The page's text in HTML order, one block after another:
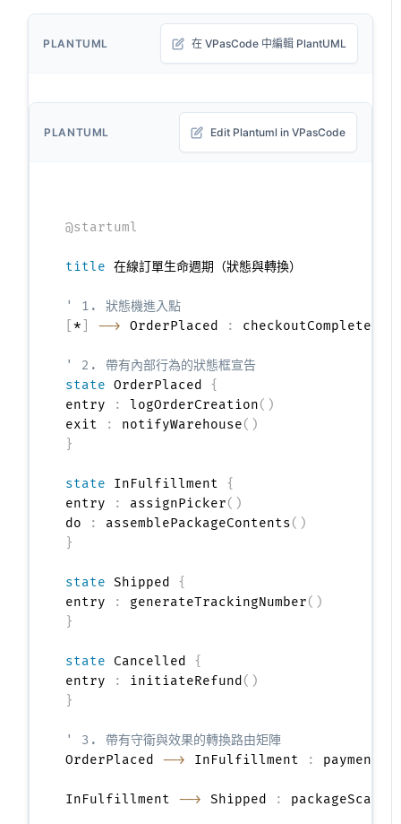
PLANTUML 在 VPasCode 中編輯 PlantUML
PLANTUML Edit Plantuml in VPasCode
@startuml
title 在線訂單生命週期（狀態與轉換）
' 1. 狀態機進入點
* --> OrderPlaced : checkoutCompleted
' 2. 帶有內部行為的狀態框宣告
state OrderPlaced {
entry
: logOrderCreation( )
exit
: notifyWarehouse( )
}
state InFulfillment {
entry
: assignPicker( )
do
: assemblePackageContents( )
}
state Shipped {
entry
: generateTrackingNumber( )
}
state Cancelled {
entry
: initiateRefund ( )
}
' 3. 帶有守衛與效果的轉換路由矩陣
OrderPlaced --> InFulfillment :
InFulfillment --> Shipped :